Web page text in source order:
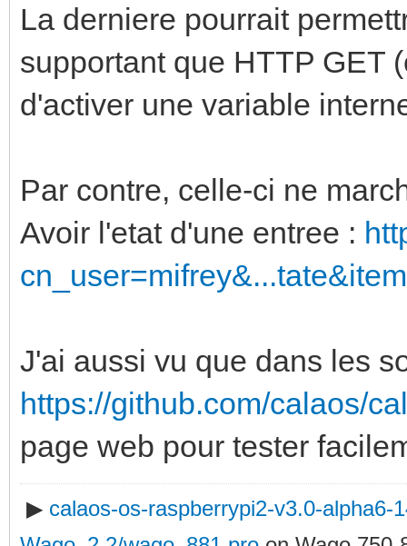
La derniere pourrait
supportant que HTTP GET
d'activer une variable
Par contre, celle-ci ne
Avoir l'etat d'une entree :
J'ai aussi vu que dans les
https://github.com/calaos/
page web pour tester
▶ calaos-os-raspberrypi2-v3.0-alpha6-